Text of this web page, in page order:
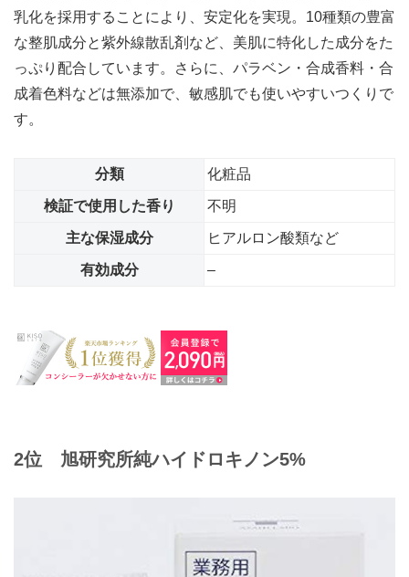
乳化を採用することにより、安定化を実現。10種類の豊富
な整肌成分と紫外線散乱剤など、美肌に特化した成分をた
っぷり配合しています。さらに、パラベン・合成香料・合
成着色料などは無添加で、敏感肌でも使いやすいつくりで
す。
分類 化粧品
検証で使用した香り 不明
主な保湿成分 ヒアルロン酸類など
有効成分 –
2位 旭研究所純ハイドロキノン5%